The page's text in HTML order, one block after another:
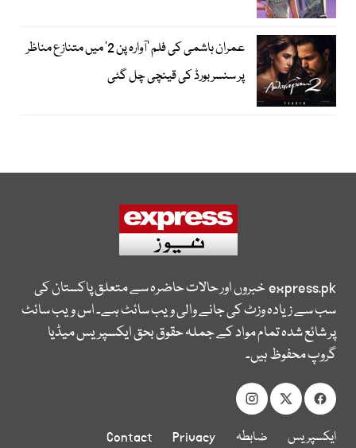
عمران ہاشمی کی فلم ’آوارہ پن 2‘ میں متنازع مناظر
پر سنسر بورڈ کی قینچی چل گئی
express.pkخبروں اور حالات حاضرہ سے متعلق پاکستان کی
سب سے زیادہ وزٹ کی جانے والی ویب سائٹ ہے۔ اس ویب سائٹ
پر شائع شدہ تمام مواد کے جملہ حقوق بحق ایکسپریس میڈیا
گروپ محفوظ ہیں۔
ایکسپریس
ضابطہ
Privacy
Contact